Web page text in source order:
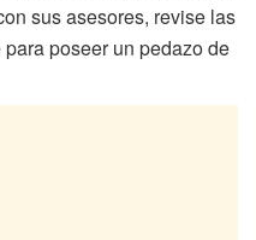
sus asesores, revise las
poseer un pedazo de